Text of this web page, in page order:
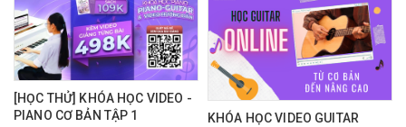
[HỌC THỬ] KHÓA HỌC VIDEO -
PIANO CƠ BẢN TẬP 1
KHÓA HỌC VIDEO GUITAR